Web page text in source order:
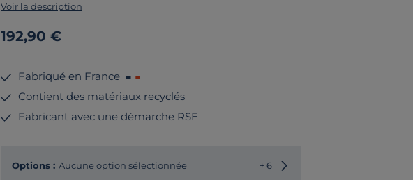
Voir la description
192,90 €
Fabriqué en France
Contient des matériaux recyclés
Fabricant avec une démarche RSE
Options : Aucune option sélectionnée + 6